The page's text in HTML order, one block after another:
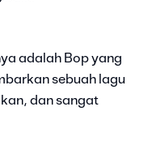
adalah Bop yang
sebuah lagu
dan sangat